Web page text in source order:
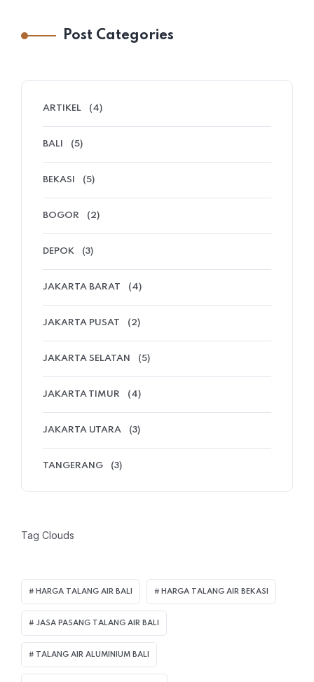
Post Categories
ARTIKEL (4)
BALI (5)
BEKASI (5)
BOGOR (2)
DEPOK (3)
JAKARTA BARAT (4)
JAKARTA PUSAT (2)
JAKARTA SELATAN (5)
JAKARTA TIMUR (4)
JAKARTA UTARA (3)
TANGERANG (3)
Tag Clouds
HARGA TALANG AIR BALI HARGA TALANG AIR BEKASI
JASA PASANG TALANG AIR BALI
TALANG AIR ALUMINIUM BALI